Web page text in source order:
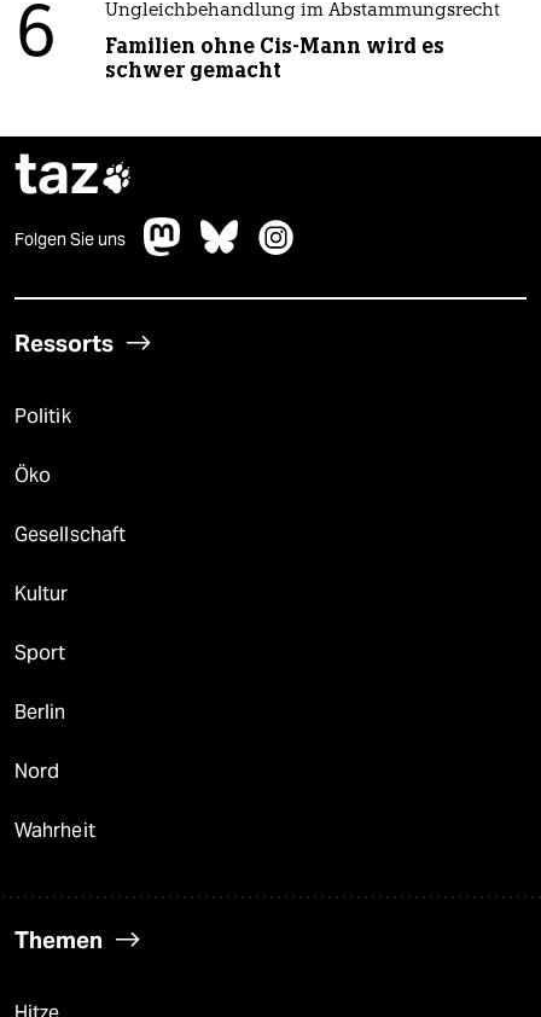
6 Ungleichbehandlung im Abstammungsrecht
Familien ohne Cis-Mann wird es
schwer gemacht
taz
Folgen Sie uns
Ressorts
Politik
Öko
Gesellschaft
Kultur
Sport
Berlin
Nord
Wahrheit
Themen